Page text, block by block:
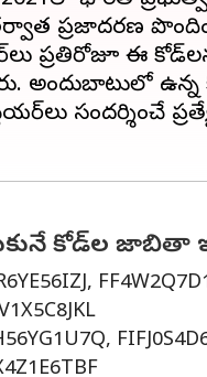
ప్రజాదరణ
ప్రతిరోజూ ఈ
అందుబాటులో
సందర్శించే
కోడ్‌ల జాబితా